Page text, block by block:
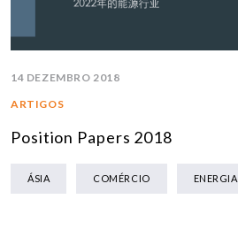
14 DEZEMBRO 2018
ARTIGOS
Position Papers 2018
ÁSIA COMÉRCIO ENERGIA